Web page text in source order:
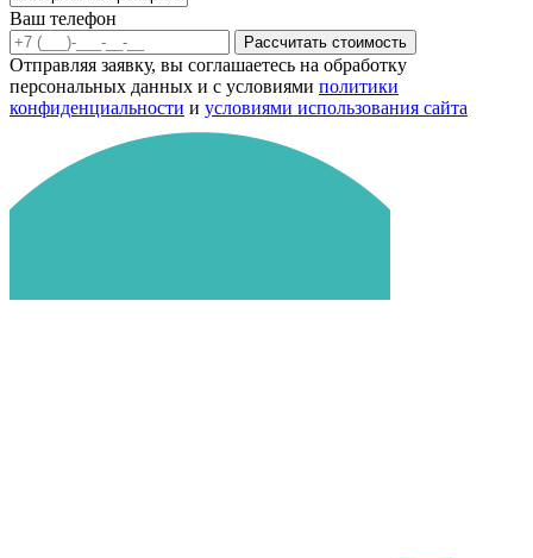
Ваш телефон
Рассчитать стоимость
Отправляя заявку, вы соглашаетесь на обработку
персональных данных и с условиями политики
конфиденциальности и условиями использования сайта